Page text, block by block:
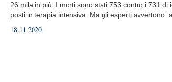
26 mila in più. I morti sono stati 753 contro i 731 di
posti in terapia intensiva. Ma gli esperti avvertono:
18.11.2020